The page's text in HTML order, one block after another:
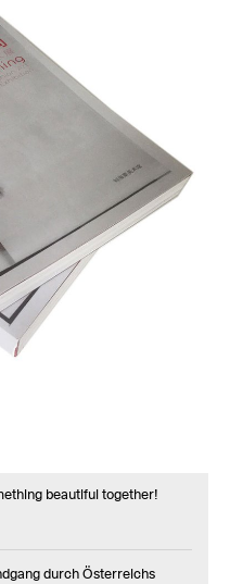
beautiful together!
durch Österreichs